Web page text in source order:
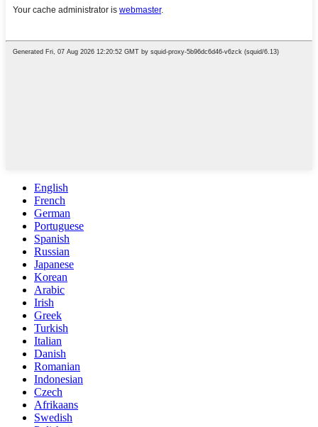
English
French
German
Portuguese
Spanish
Russian
Japanese
Korean
Arabic
Irish
Greek
Turkish
Italian
Danish
Romanian
Indonesian
Czech
Afrikaans
Swedish